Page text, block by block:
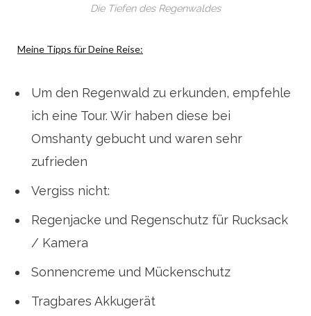
Die Tiefen des Regenwaldes
Meine Tipps für Deine Reise:
Um den Regenwald zu erkunden, empfehle
ich eine Tour. Wir haben diese bei
Omshanty gebucht und waren sehr
zufrieden
Vergiss nicht:
Regenjacke und Regenschutz für Rucksack
/ Kamera
Sonnencreme und Mückenschutz
Tragbares Akkugerät